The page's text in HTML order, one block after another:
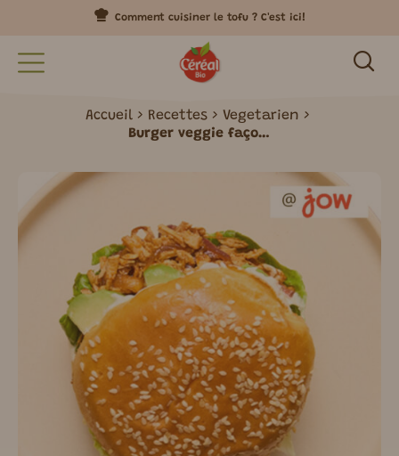
Comment cuisiner le tofu ? C'est ici!
Accueil Recettes
Vegetarien
Burger veggie façon pulled pork